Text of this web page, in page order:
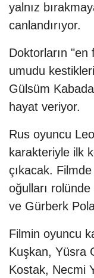
yalnız
canlandırıyor.
Doktorların
umudu
Gülsüm
hayat veriyor.
Rus oyuncu
karakteriyle ilk
çıkacak.
oğulları
ve Gürberk
Filmin oyuncu
Kuşkan, Yüsra
Kostak, Necmi